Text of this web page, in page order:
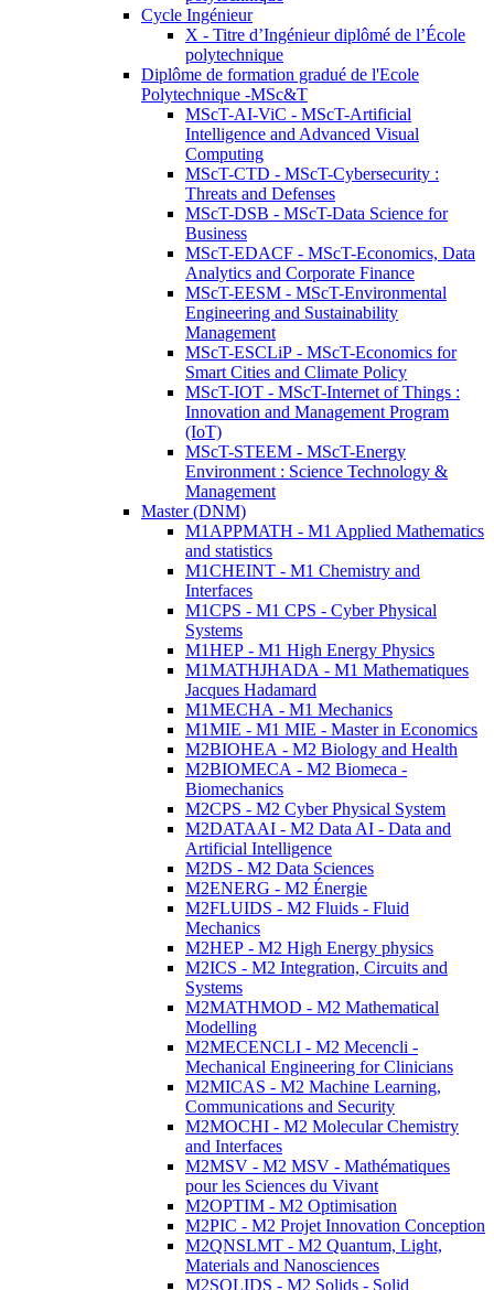
Cycle Ingénieur
X - Titre d’Ingénieur diplômé de l’École
polytechnique
Diplôme de formation gradué de l'Ecole
Polytechnique -MSc&T
MScT-AI-ViC - MScT-Artificial
Intelligence and Advanced Visual
Computing
MScT-CTD - MScT-Cybersecurity :
Threats and Defenses
MScT-DSB - MScT-Data Science for
Business
MScT-EDACF - MScT-Economics, Data
Analytics and Corporate Finance
MScT-EESM - MScT-Environmental
Engineering and Sustainability
Management
MScT-ESCLiP - MScT-Economics for
Smart Cities and Climate Policy
MScT-IOT - MScT-Internet of Things :
Innovation and Management Program
(IoT)
MScT-STEEM - MScT-Energy
Environment : Science Technology &
Management
Master (DNM)
M1APPMATH - M1 Applied Mathematics
and statistics
M1CHEINT - M1 Chemistry and
Interfaces
M1CPS - M1 CPS - Cyber Physical
Systems
M1HEP - M1 High Energy Physics
M1MATHJHADA - M1 Mathematiques
Jacques Hadamard
M1MECHA - M1 Mechanics
M1MIE - M1 MIE - Master in Economics
M2BIOHEA - M2 Biology and Health
M2BIOMECA - M2 Biomeca -
Biomechanics
M2CPS - M2 Cyber Physical System
M2DATAAI - M2 Data AI - Data and
Artificial Intelligence
M2DS - M2 Data Sciences
M2ENERG - M2 Énergie
M2FLUIDS - M2 Fluids - Fluid
Mechanics
M2HEP - M2 High Energy physics
M2ICS - M2 Integration, Circuits and
Systems
M2MATHMOD - M2 Mathematical
Modelling
M2MECENCLI - M2 Mecencli -
Mechanical Engineering for Clinicians
M2MICAS - M2 Machine Learning,
Communications and Security
M2MOCHI - M2 Molecular Chemistry
and Interfaces
M2MSV - M2 MSV - Mathématiques
pour les Sciences du Vivant
M2OPTIM - M2 Optimisation
M2PIC - M2 Projet Innovation Conception
M2QNSLMT - M2 Quantum, Light,
Materials and Nanosciences
M2SOLIDS - M2 Solids - Solid